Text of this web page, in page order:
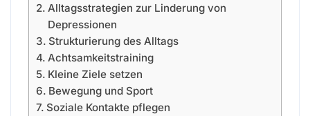
Alltagsstrategien zur Linderung von
Depressionen
Strukturierung des Alltags
Achtsamkeitstraining
Kleine Ziele setzen
Bewegung und Sport
Soziale Kontakte pflegen